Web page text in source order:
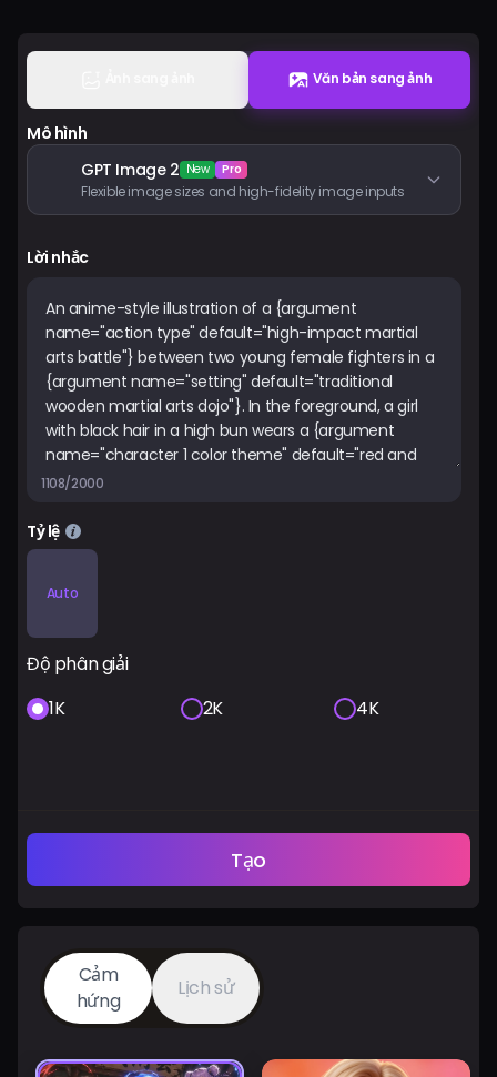
Văn bản sang ảnh
Mô hình
GPT Image 2 New Pro
Flexible image sizes and high-fidelity image inputs
Lời nhắc
1108/2000
Tỷ lệ
Auto
Độ phân giải
1K
2K 4K
Tạo
Cảm
hứng
Lịch sử